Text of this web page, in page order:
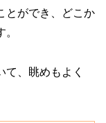
とができ、どこか
、眺めもよく